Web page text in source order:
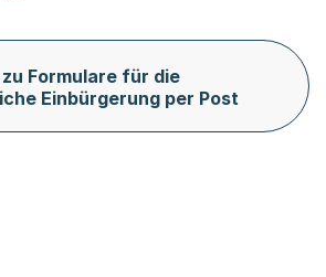
Formulare für die
Einbürgerung per Post